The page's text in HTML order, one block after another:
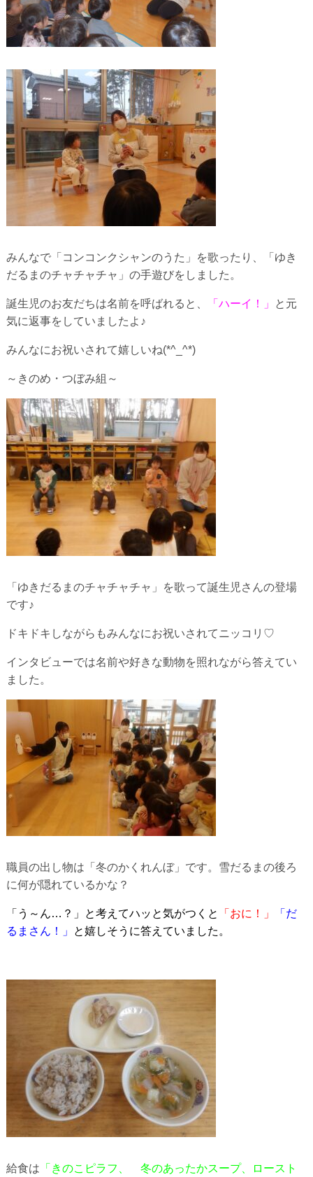
みんなで「コンコンクシャンのうた」を歌ったり、「ゆき
だるまのチャチャチャ」の手遊びをしました。
誕生児のお友だちは名前を呼ばれると、 「ハーイ！」
と元
気に返事をしていましたよ♪
みんなにお祝いされて嬉しいね(*^_^*)
～きのめ・つぼみ組～
「ゆきだるまのチャチャチャ」を歌って誕生児さんの登場
です♪
ドキドキしながらもみんなにお祝いされてニッコリ♡
インタビューでは名前や好きな動物を照れながら答えてい
ました。
職員の出し物は「冬のかくれんぼ」です。雪だるまの後ろ
に何が隠れているかな？
「う～ん… ？ 」と考えてハッと気がつくと 「おに！」
「だ
るまさん！」
と嬉しそうに答えていました。
給食は 「きのこピラフ、 冬のあったかスープ、ロースト